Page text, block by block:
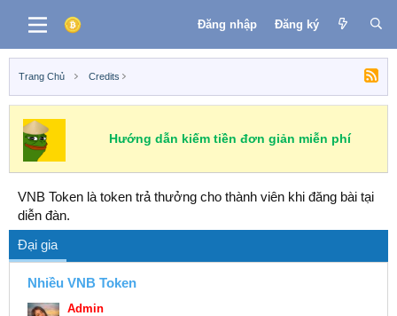
Đăng nhập Đăng ký
Trang Chủ Credits
Hướng dẫn kiếm tiền đơn giản miễn phí
VNB Token là token trả thưởng cho thành viên khi đăng bài tại
diễn đàn.
Đại gia
Nhiều VNB Token
Admin